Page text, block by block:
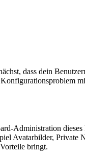
dass dein
Administration
Avatarbilder,
bringt.